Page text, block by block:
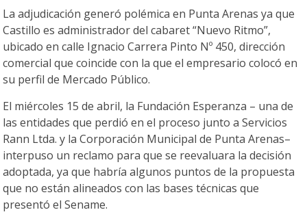
La adjudicación generó polémica en Punta Arenas ya que
Castillo es administrador del cabaret “Nuevo Ritmo”,
ubicado en calle Ignacio Carrera Pinto Nº 450, dirección
comercial que coincide con la que el empresario colocó en
su perfil de Mercado Público.
El miércoles 15 de abril, la Fundación Esperanza – una de
las entidades que perdió en el proceso junto a Servicios
Rann Ltda. y la Corporación Municipal de Punta Arenas–
interpuso un reclamo para que se reevaluara la decisión
adoptada, ya que habría algunos puntos de la propuesta
que no están alineados con las bases técnicas que
presentó el Sename.